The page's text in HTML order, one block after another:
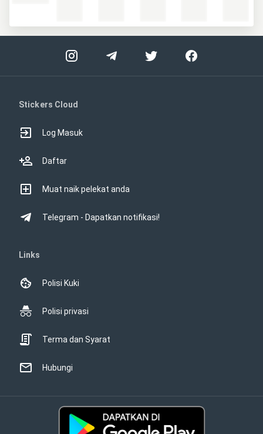
Stickers Cloud
Log Masuk
Daftar
Muat naik pelekat anda
Telegram - Dapatkan notifikasi!
Links
Polisi Kuki
Polisi privasi
Terma dan Syarat
Hubungi